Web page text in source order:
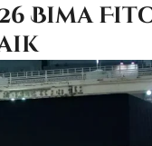
Bima